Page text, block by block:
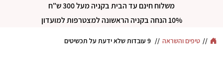
משלוח חינם עד הבית בקניה מעל 300 ש"ח
10% הנחה בקניה הראשונה למצטרפות למועדון
// טיפים והשראה // 9 עובדות שלא ידעת על תכשיטים